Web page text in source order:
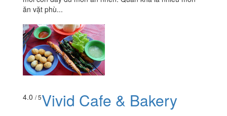
ăn vặt phù...
4.0 / 5Vivid Cafe & Bakery